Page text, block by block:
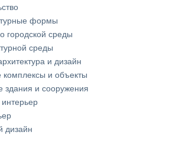
формы
городской среды
среды
и дизайн
комплексы и объекты
и сооружения
дизайн